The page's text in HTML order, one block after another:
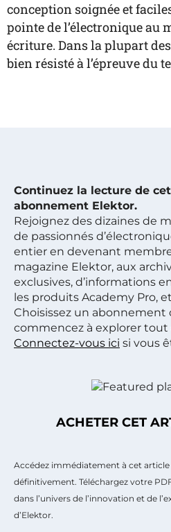
conception soignée et
pointe de l’électronique au
écriture. Dans la plupart
bien résisté à l’épreuve du
Continuez la lecture de
abonnement Elektor.
Rejoignez des dizaines de
de passionnés
entier en devenant
magazine Elektor, aux
exclusives, d’informations
les produits Academy Pro,
Choisissez un abonnement
commencez à explorer tout
Connectez-vous ici si vous
ACHETER CET
Accédez immédiatement à cet
définitivement. Téléchargez votre
dans l’univers de l’innovation et de
d’Elektor.